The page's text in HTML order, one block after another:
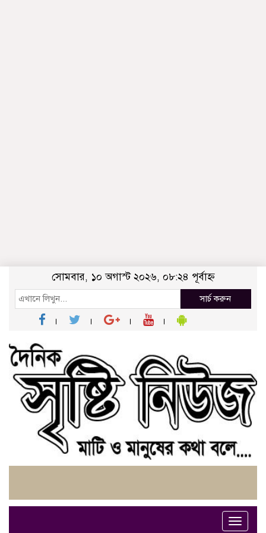
সোমবার, ১০ অগাস্ট ২০২৬, ০৮:২৪ পূর্বাহ্ন
সার্চ করুন
Toggle